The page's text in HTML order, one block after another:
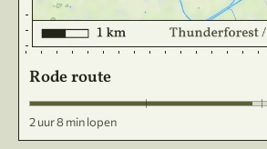
Rode route
2 uur 8 min lopen